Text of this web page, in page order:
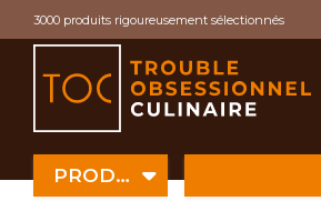
3000 produits rigoureusement sélectionnés
PRODUITS